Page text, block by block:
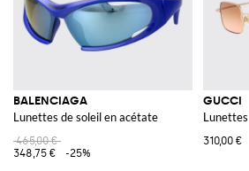
BALENCIAGA
Lunettes de soleil en acétate
465,00 €
348,75 €
-25%
GUCCI
Lunettes
310,00 €